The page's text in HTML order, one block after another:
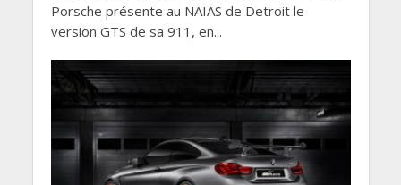
Porsche présente au NAIAS de Detroit le
version GTS de sa 911, en...